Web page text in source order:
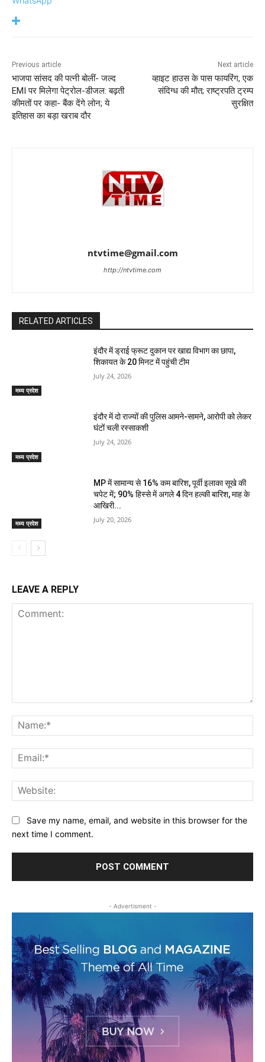
Previous article
भाजपा सांसद की पत्नी बोलीं- जल्द
EMI पर मिलेगा पेट्रोल-डीजल: बढ़ती
कीमतों पर कहा- बैंक देंगे लोन; ये
इतिहास का बड़ा खराब दौर
Next article
व्हाइट हाउस के पास फायरिंग, एक
संदिग्ध की मौत; राष्ट्रपति ट्रम्प
सुरक्षित
ntvtime@gmail.com
http://ntvtime.com
RELATED ARTICLES
मध्य प्रदेश
इंदौर में ड्राई फ्रूट दुकान पर खाद्य विभाग का छापा,
शिकायत के 20 मिनट में पहुंची टीम
July 24, 2026
मध्य प्रदेश
इंदौर में दो राज्यों की पुलिस आमने-सामने, आरोपी को लेकर
घंटों चली रस्साकशी
July 24, 2026
मध्य प्रदेश
MP में सामान्य से 16% कम बारिश, पूर्वी इलाका सूखे की
चपेट में; 90% हिस्से में अगले 4 दिन हल्की बारिश, माह के
आखिरी...
July 20, 2026
LEAVE A REPLY
Save my name, email, and website in this browser for the
next time I comment.
- Advertisment -